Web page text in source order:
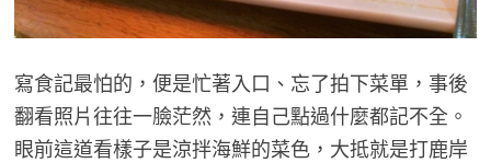
寫食記最怕的，便是忙著入口、忘了拍下菜單，事後
翻看照片往往一臉茫然，連自己點過什麼都記不全。
眼前這道看樣子是涼拌海鮮的菜色，大抵就是打鹿岸